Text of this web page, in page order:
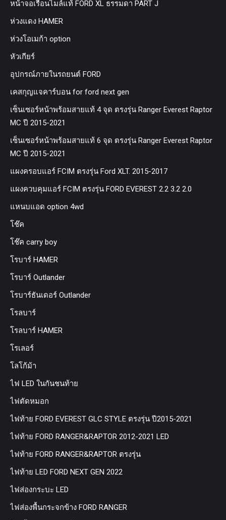
หน้าจอเรือนไมล์แท้ FORD XL ธรรมดา PART J
ห่วงแดง HAMER
ห่วงโอเมก้า option
หัวเกียร์
อุปกรณ์ภายในรถยนต์ FORD
เคสกุญแจคาร์บอน for ford next gen
เซ็นเซอร์หน้าพร้อมสายแท้ 4 จุด ตรงรุ่น Ranger Everest Raptor
MC ปี 2015-2021
เซ็นเซอร์หน้าพร้อมสายแท้ 6 จุด ตรงรุ่น Ranger Everest Raptor
MC ปี 2015-2021
แผงครอบแอร์ FCIM ตรงรุ่น Ford XLT. 2015-2017
แผงควบคุมแอร์ FCIM ตรงรุ่น FORD EVEREST 2.2 3.2 2.0
แหนบแอด option 4wd
โช๊ค
โช๊ค carry boy
โรบาร์ HAMER
โรบาร์ Outlander
โรบาร์ธันเดอร์ Outlander
โรลบาร์
โรลบาร์ HAMER
โรเลอร์
โลโก้ม้า
ไฟ LED ในกันชนท้าย
ไฟตัดหมอก
ไฟท้าย FORD EVEREST GLC STYLE ตรงรุ่น ปี2015-2021
ไฟท้าย FORD RANGER&RAPTOR 2012-2021 LED
ไฟท้าย FORD RANGER&RAPTOR ตรงรุ่น
ไฟท้าย LED FORD NEXT GEN 2022
ไฟส่องกระบะ LED
ไฟส่องพื้นกระจกข้าง FORD RANGER